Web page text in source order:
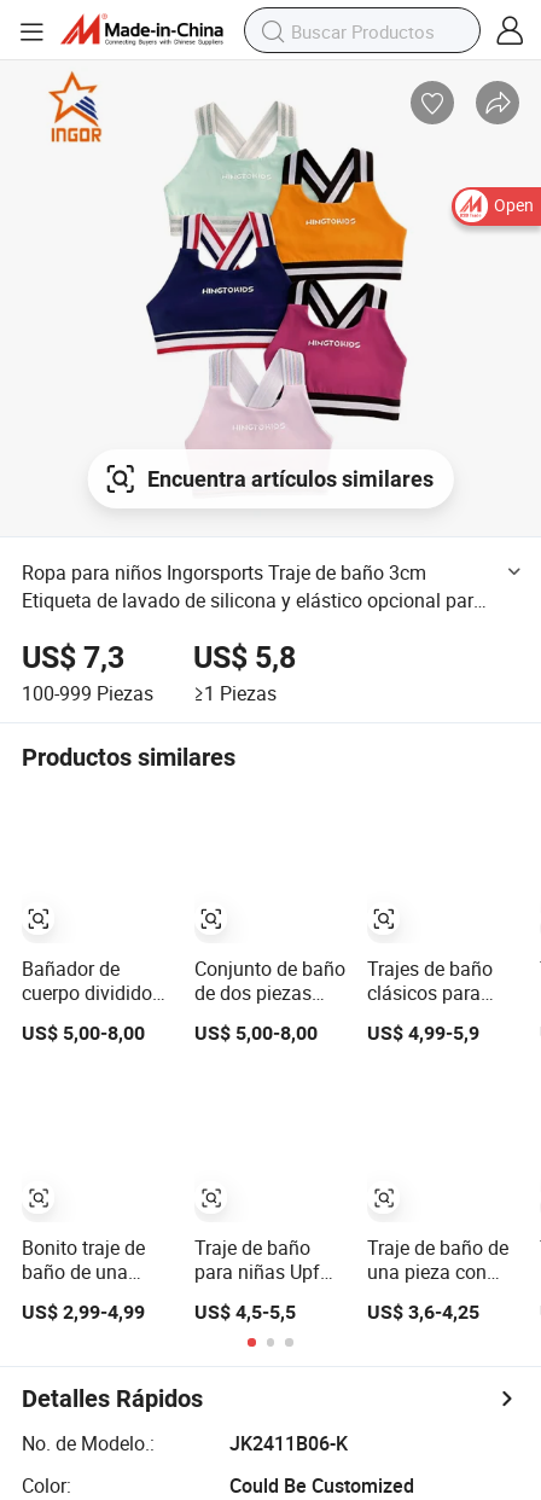
Open
Encuentra artículos similares
Ropa para niños Ingorsports Traje de baño 3cm
Etiqueta de lavado de silicona y elástico opcional para
US$ 7,3
100-999 Piezas
US$ 5,8
≥1 Piezas
Productos similares
Bañador de
cuerpo dividido
diseño floral azul
US$ 5,00-8,00
Bonito traje de
baño de una
para niñas
vacaciones en la
playa
US$ 2,99-4,99
Conjunto de baño
de dos piezas
pequeñas, lindo y
US$ 5,00-8,00
Traje de baño
para niñas Upf
tankini de sirena
brillantes Ropa
de playa
US$ 4,5-5,5
Trajes de baño
clásicos para
en todo el cuerpo,
US$ 4,99-5,9
Traje de baño de
una pieza con
niñas con
Upf 50+
US$ 3,6-4,25
Detalles Rápidos
No. de Modelo.:
JK2411B06-K
Color:
Could Be Customized